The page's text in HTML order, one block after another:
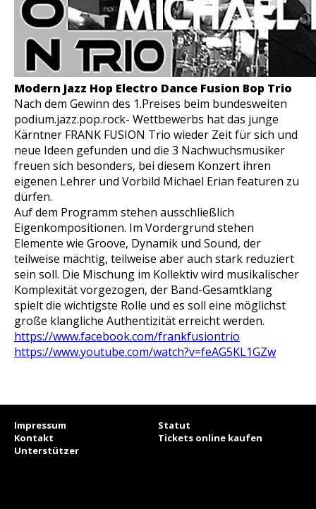
Modern Jazz Hop Electro Dance Fusion Bop Trio
Nach dem Gewinn des 1.Preises beim bundesweiten
podium.jazz.pop.rock- Wettbewerbs hat das junge
Kärntner FRANK FUSION Trio wieder Zeit für sich und
neue Ideen gefunden und die 3 Nachwuchsmusiker
freuen sich besonders, bei diesem Konzert ihren
eigenen Lehrer und Vorbild Michael Erian featuren zu
dürfen.
Auf dem Programm stehen ausschließlich
Eigenkompositionen. Im Vordergrund stehen
Elemente wie Groove, Dynamik und Sound, der
teilweise mächtig, teilweise aber auch stark reduziert
sein soll. Die Mischung im Kollektiv wird musikalischer
Komplexität vorgezogen, der Band-Gesamtklang
spielt die wichtigste Rolle und es soll eine möglichst
große klangliche Authentizität erreicht werden.
https://www.facebook.com/frankfusiontrio
https://www.youtube.com/watch?v=feAG5KL1GZw
Impressum
Statut
Kontakt
Tickets online kaufen
Unterstützer